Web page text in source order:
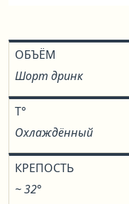
ОБЪЁМ
Шорт дринк
T°
Охлаждённый
КРЕПОСТЬ
~ 32°